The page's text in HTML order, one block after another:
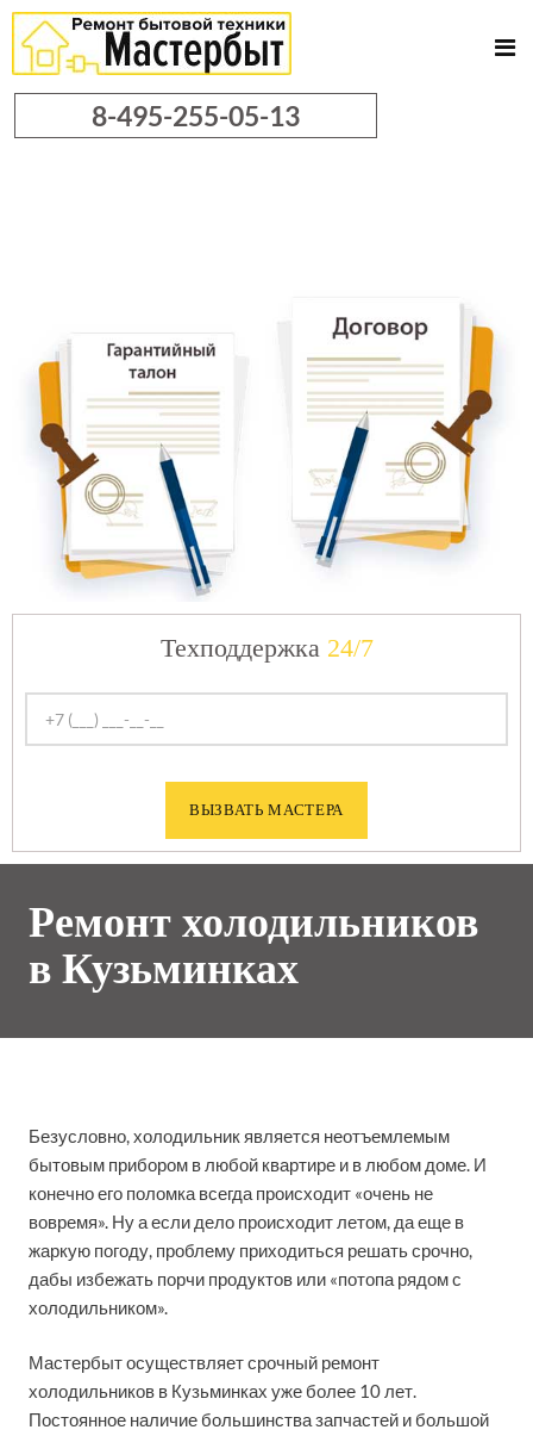
8-495-255-05-13
Техподдержка 24/7
Ремонт холодильников
в Кузьминках
Безусловно, холодильник является неотъемлемым
бытовым прибором в любой квартире и в любом доме. И
конечно его поломка всегда происходит «очень не
вовремя». Ну а если дело происходит летом, да еще в
жаркую погоду, проблему приходиться решать срочно,
дабы избежать порчи продуктов или «потопа рядом с
холодильником».
Мастербыт осуществляет срочный ремонт
холодильников в Кузьминках уже более 10 лет.
Постоянное наличие большинства запчастей и большой